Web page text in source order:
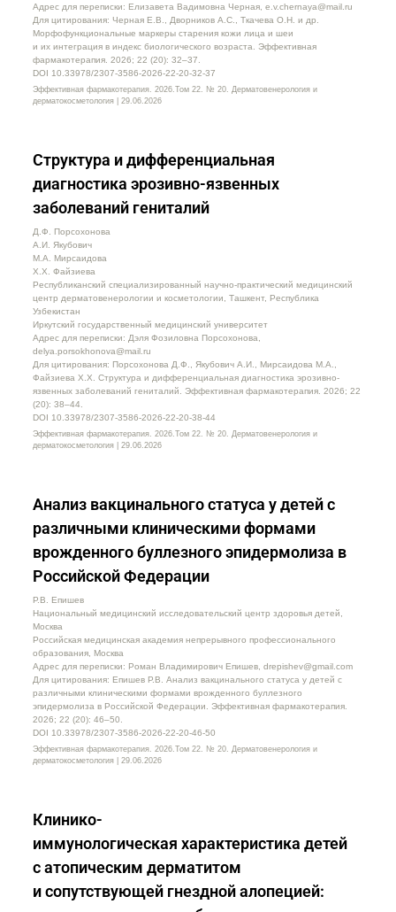
Адрес для переписки: Елизавета Вадимовна Черная, e.v.chernaya@mail.ru
Для цитирования: Черная Е.В., Дворников А.С., Ткачева О.Н. и др.
Морфофункциональные маркеры старения кожи лица и шеи
и их интеграция в индекс биологического возраста. Эффективная
фармакотерапия. 2026; 22 (20): 32–37.
DOI 10.33978/2307-3586-2026-22-20-32-37
Эффективная фармакотерапия. 2026.Том 22. № 20. Дерматовенерология и
дерматокосметология | 29.06.2026
Структура и дифференциальная
диагностика эрозивно-язвенных
заболеваний гениталий
Д.Ф. Порсохонова
А.И. Якубович
М.А. Мирсаидова
Х.Х. Файзиева
Республиканский специализированный научно-практический медицинский
центр дерматовенерологии и косметологии, Ташкент, Республика
Узбекистан
Иркутский государственный медицинский университет
Адрес для переписки: Дэля Фозиловна Порсохонова,
delya.porsokhonova@mail.ru
Для цитирования: Порсохонова Д.Ф., Якубович А.И., Мирсаидова М.А.,
Файзиева Х.Х. Структура и дифференциальная диагностика эрозивно-
язвенных заболеваний гениталий. Эффективная фармакотерапия. 2026; 22
(20): 38–44.
DOI 10.33978/2307-3586-2026-22-20-38-44
Эффективная фармакотерапия. 2026.Том 22. № 20. Дерматовенерология и
дерматокосметология | 29.06.2026
Анализ вакцинального статуса у детей с
различными клиническими формами
врожденного буллезного эпидермолиза в
Российской Федерации
Р.В. Епишев
Национальный медицинский исследовательский центр здоровья детей,
Москва
Российская медицинская академия непрерывного профессионального
образования, Москва
Адрес для переписки: Роман Владимирович Епишев, drepishev@gmail.com
Для цитирования: Епишев Р.В. Анализ вакцинального статуса у детей с
различными клиническими формами врожденного буллезного
эпидермолиза в Российской Федерации. Эффективная фармакотерапия.
2026; 22 (20): 46–50.
DOI 10.33978/2307-3586-2026-22-20-46-50
Эффективная фармакотерапия. 2026.Том 22. № 20. Дерматовенерология и
дерматокосметология | 29.06.2026
Клинико-
иммунологическая характеристика детей
с атопическим дерматитом
и сопутствующей гнездной алопецией: